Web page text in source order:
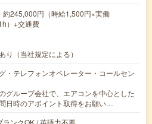
約245,000円（時給1,500円×実働
）+交通費
り（当社規定による）
・テレフォンオペレーター・コールセン
グループ会社で、エアコンを中心とした
日時のアポイント取得をお願い…